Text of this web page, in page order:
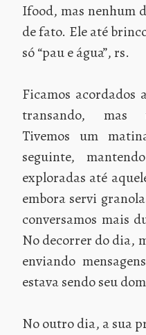
Ifood, mas nenhum
de fato. Ele até
só “pau e água”, rs.
Ficamos acordados
transando, mas
Tivemos um
seguinte,
exploradas até
embora servi
conversamos mais
No decorrer do dia,
enviando
estava sendo seu
No outro dia, a sua